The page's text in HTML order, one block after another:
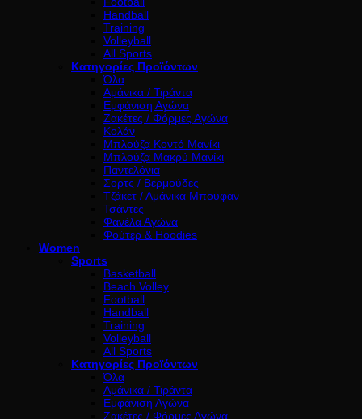
Handball
Training
Volleyball
All Sports
Κατηγορίες Προϊόντων
Όλα
Αμάνικα / Τιράντα
Εμφάνιση Αγώνα
Ζακέτες / Φόρμες Αγώνα
Κολάν
Μπλούζα Κοντό Μανίκι
Μπλούζα Μακρύ Μανίκι
Παντελόνια
Σορτς / Βερμούδες
Τζάκετ / Αμάνικα Μπουφαν
Τσάντες
Φανέλα Αγώνα
Φούτερ & Hoodies
Women
Sports
Basketball
Beach Volley
Football
Handball
Training
Volleyball
All Sports
Κατηγορίες Προϊόντων
Όλα
Αμάνικα / Τιράντα
Εμφάνιση Αγώνα
Ζακέτες / Φόρμες Αγώνα